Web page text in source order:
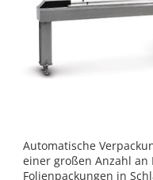
Automatische
einer großen Anzahl
Folienpackungen in